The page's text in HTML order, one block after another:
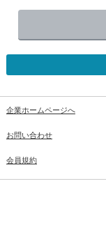
企業ホームページへ
お問い合わせ
会員規約